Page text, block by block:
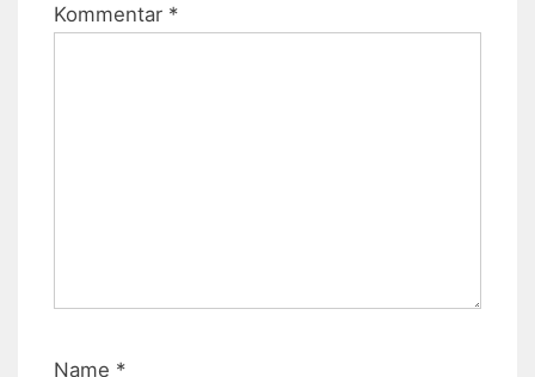
Kommentar *
Name *